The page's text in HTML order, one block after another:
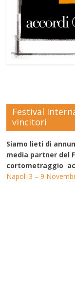
Festival
vincitori
Siamo lieti di
media partner del
cortometraggio
Napoli 3 – 9